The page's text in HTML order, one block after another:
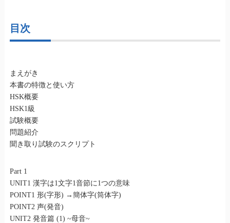
目次
まえがき
本書の特徴と使い方
HSK概要
HSK1級
試験概要
問題紹介
聞き取り試験のスクリプト
Part 1
UNIT1 漢字は1文字1音節に1つの意味
POINT1 形(字形) →簡体字(筒体字)
POINT2 声(発音)
UNIT2 発音篇 (1) ~母音~